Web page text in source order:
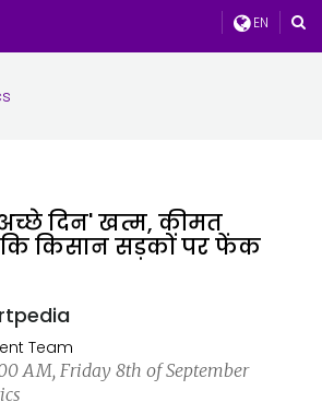
EN
दिन' खत्म, कीमत
कि किसान सड़कों पर फेंक
Team
AM, Friday 8th of September